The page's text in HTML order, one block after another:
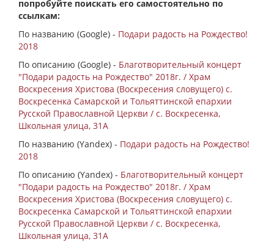
попробуйте поискать его самостоятельно по
ссылкам:
По названию (Google) - Подари радость на Рождество!
2018
По описанию (Google) - Благотворительный концерт
"Подари радость на Рождество" 2018г. / Храм
Воскресения Христова (Воскресения словущего) с.
Воскресенка Самарской и Тольяттинской епархии
Русской Православной Церкви / с. Воскресенка,
Школьная улица, 31А
По названию (Yandex) - Подари радость на Рождество!
2018
По описанию (Yandex) - Благотворительный концерт
"Подари радость на Рождество" 2018г. / Храм
Воскресения Христова (Воскресения словущего) с.
Воскресенка Самарской и Тольяттинской епархии
Русской Православной Церкви / с. Воскресенка,
Школьная улица, 31А